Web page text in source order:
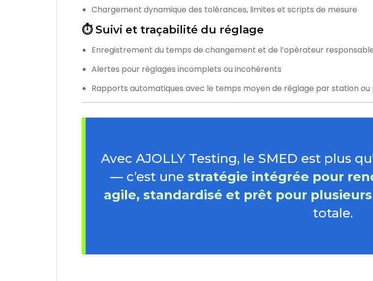
Chargement dynamique des tolérances, limites et scripts de mesure
⏱️ Suivi et traçabilité du réglage
Enregistrement du temps de changement et de l’opérateur
Alertes pour réglages incomplets ou incohérents
Rapports automatiques avec le temps moyen de réglage par station ou
Avec AJOLLY Testing, le SMED est plus
— c’est une stratégie intégrée pour
agile, standardisé et prêt pour
totale.